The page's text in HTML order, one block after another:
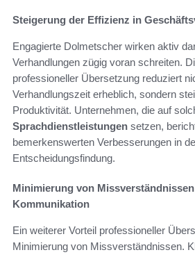
Steigerung der Effizienz in
Engagierte Dolmetscher wirken aktiv
Verhandlungen zügig voran schreiten.
professioneller Übersetzung reduziert
Verhandlungszeit erheblich, sondern
Produktivität. Unternehmen, die auf
Sprachdienstleistungen setzen,
bemerkenswerten Verbesserungen in
Entscheidungsfindung.
Minimierung von
Kommunikation
Ein weiterer Vorteil professioneller
Minimierung von Missverständnissen.